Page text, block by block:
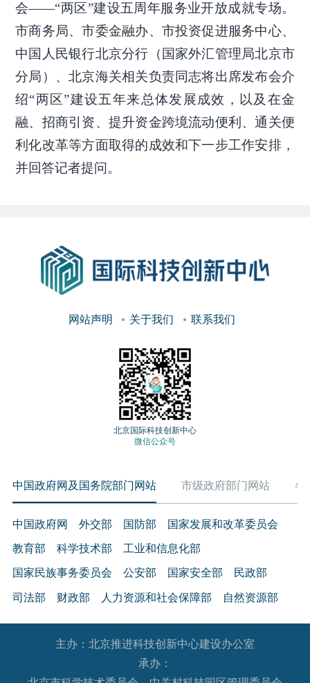
会——“两区”建设五周年服务业开放成就专场。
市商务局、市委金融办、市投资促进服务中心、
中国人民银行北京分行（国家外汇管理局北京市
分局）、北京海关相关负责同志将出席发布会介
绍“两区”建设五年来总体发展成效，以及在金
融、招商引资、提升资金跨境流动便利、通关便
利化改革等方面取得的成效和下一步工作安排，
并回答记者提问。
网站声明 关于我们 联系我们
北京国际科技创新中心
微信公众号
中国政府网及国务院部门网站 市级政府部门网站 各
中国政府网 外交部 国防部 国家发展和改革委员会
教育部 科学技术部 工业和信息化部
国家民族事务委员会 公安部 国家安全部 民政部
司法部 财政部 人力资源和社会保障部 自然资源部
生态环境部 住房和城乡建设部 交通运输部 水利部
农业农村部 商务部 文化和旅游部
退役军人事务部
主办：北京推进科技创新中心建设办公室
承办：